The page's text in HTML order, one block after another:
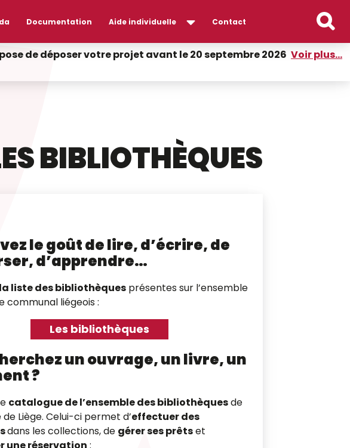
Documentation Aide individuelle Contact
de déposer votre projet avant le 20 septembre 2026 Voir plus...
BIBLIOTHÈQUES
le goût de lire, d’écrire, de
d’apprendre…
la liste des bibliothèques présentes sur l’ensemble
communal liégeois :
Les bibliothèques
un ouvrage, un livre, un
?
catalogue de l’ensemble des bibliothèquesde
Liège. Celui-ci permet d’effectuer des
dans les collections, de gérer ses prêtset
une réservation :